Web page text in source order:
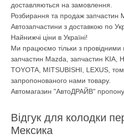
доставляються на замовлення.
Розбирання та продаж запчастин
Автозапчастини з доставкою по
Найнижчі ціни в Україні!
Ми працюємо тільки з
запчастин Mazda, запчастин KIA,
TOYOTA, MITSUBISHI, LEXUS,
запропонованого нами товару.
Автомагазин "АвтоДРАЙВ"
Відгук для колодки
Мексика